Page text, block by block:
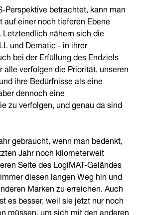
Perspektive betrachtet, kann man
auf einer noch tieferen Ebene
nähern sich die
und Dematic - in ihrer
bei der Erfüllung des Endziels
alle verfolgen die Priorität, unseren
ihre Bedürfnisse als eine
dennoch eine
zu verfolgen, und genau da sind
gebraucht, wenn man bedenkt,
Jahr noch kilometerweit
Seite des LogiMAT-Geländes
diesen langen Weg hin und
Marken zu erreichen. Auch
es besser, weil sie jetzt nur noch
müssen, um sich mit den anderen